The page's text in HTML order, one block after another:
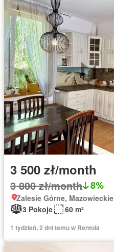
3 500 zł/month
3 800 zł/month 8%
Zalesie Górne, Mazowieckie
3 Pokoje
60 m²
1 tydzień, 2 dni temu w Rentola